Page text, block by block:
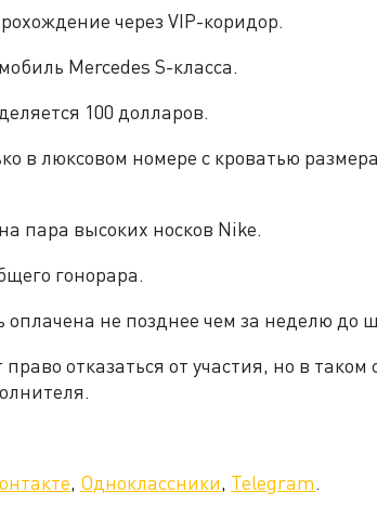
через VIP-коридор.
Mercedes S-класса.
100 долларов.
в люксовом номере с кроватью
пара высоких носков Nike.
гонорара.
не позднее чем за неделю до
отказаться от участия, но в таком
, Одноклассники, Telegram.